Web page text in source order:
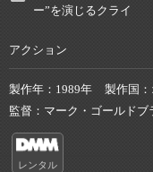
ー”を演じるクライ
アクション
製作年 1989年 製作国
監督
マーク・ゴールドブ
レンタル